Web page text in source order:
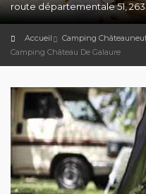
route départementale 51,
Accueil
Camping
Camping Château De Galaure